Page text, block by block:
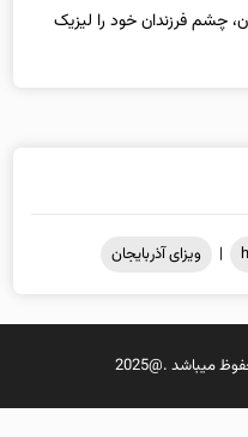
چشم فرزندان خود را لیزیک
| ویزای آذربایجان
میباشد .@2025